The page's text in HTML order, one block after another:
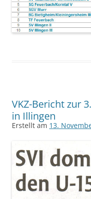
VKZ-Bericht zur
in Illingen
Erstellt am 13.